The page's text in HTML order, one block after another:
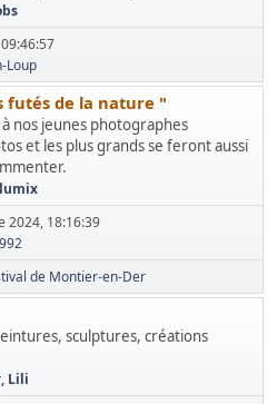
Loup
futés de la nature "
nos jeunes photographes
et les plus grands se feront aussi
2024, 18:16:39
de Montier-en-Der
sculptures, créations
, Lili